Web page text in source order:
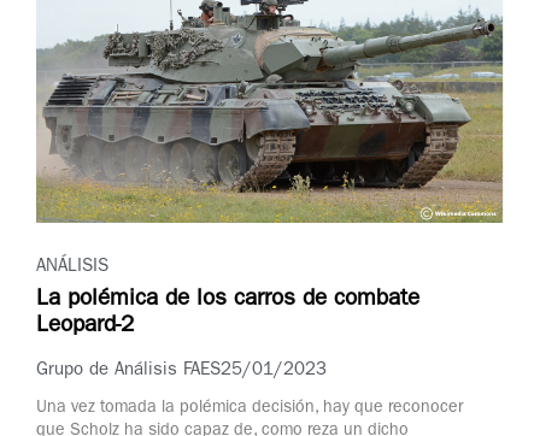
ANÁLISIS
La polémica de los carros de combate
Leopard-2
Grupo de Análisis FAES25/01/2023
Una vez tomada la polémica decisión, hay que reconocer
que Scholz ha sido capaz de, como reza un dicho